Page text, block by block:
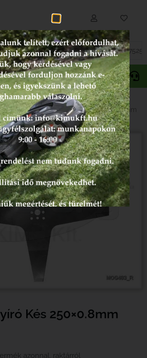
termékek
tisztítás
és kannák
kiegészítők
Gepida Oregon
- Kertészet/ Robotfűnyíró kés 250×0.8mm
Kés 250×0.8mm
azonnal, raktárról